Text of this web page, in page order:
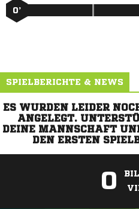
0’
SPIELBERICHTE & NEWS
ES WURDEN LEIDER
ANGELEGT.
DEINE MANNSCHAFT
DEN ERSTEN
0